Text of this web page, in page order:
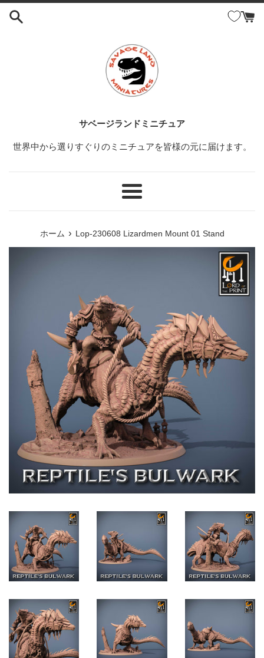
コ
サベージランドミニチュア
世界中から選りすぐりのミニチュアを皆様の元に届けます。
メ
ホーム › Lop-230608 Lizardmen Mount 01 Stand